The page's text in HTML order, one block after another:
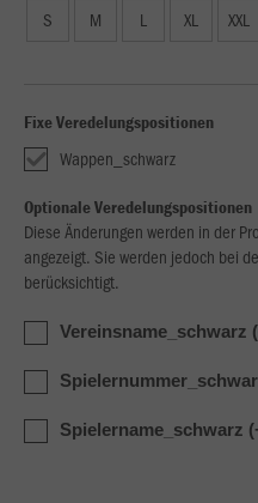
S M L XL XXL
Fixe Veredelungspositionen
Wappen_schwarz
Optionale Veredelungspositionen
Diese Änderungen werden in der
angezeigt. Sie werden jedoch bei
berücksichtigt.
Vereinsname_schwarz
Spielername_schwarz